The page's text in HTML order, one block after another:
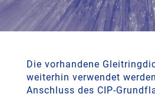
Die vorhandene
weiterhin verwendet
Anschluss des CIP-